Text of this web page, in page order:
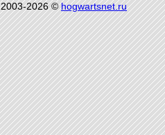
2003-2026 ©hogwartsnet.ru